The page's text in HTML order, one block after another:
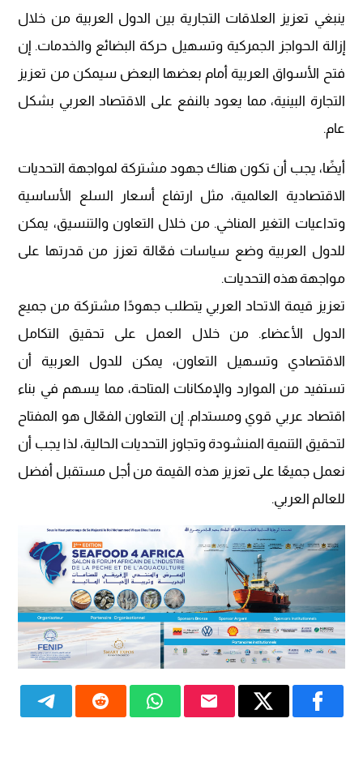
ينبغي تعزيز العلاقات التجارية بين الدول العربية من خلال
إزالة الحواجز الجمركية وتسهيل حركة البضائع والخدمات. إن
فتح الأسواق العربية أمام بعضها البعض سيمكن من تعزيز
التجارة البينية، مما يعود بالنفع على الاقتصاد العربي بشكل
عام.
أيضًا، يجب أن تكون هناك جهود مشتركة لمواجهة التحديات
الاقتصادية العالمية، مثل ارتفاع أسعار السلع الأساسية
وتداعيات التغير المناخي. من خلال التعاون والتنسيق، يمكن
للدول العربية وضع سياسات فعّالة تعزز من قدرتها على
مواجهة هذه التحديات.
تعزيز قيمة الاتحاد العربي يتطلب جهودًا مشتركة من جميع
الدول الأعضاء. من خلال العمل على تحقيق التكامل
الاقتصادي وتسهيل التعاون، يمكن للدول العربية أن
تستفيد من الموارد والإمكانات المتاحة، مما يسهم في بناء
اقتصاد عربي قوي ومستدام. إن التعاون الفعّال هو المفتاح
لتحقيق التنمية المنشودة وتجاوز التحديات الحالية، لذا يجب أن
نعمل جميعًا على تعزيز هذه القيمة من أجل مستقبل أفضل
للعالم العربي.